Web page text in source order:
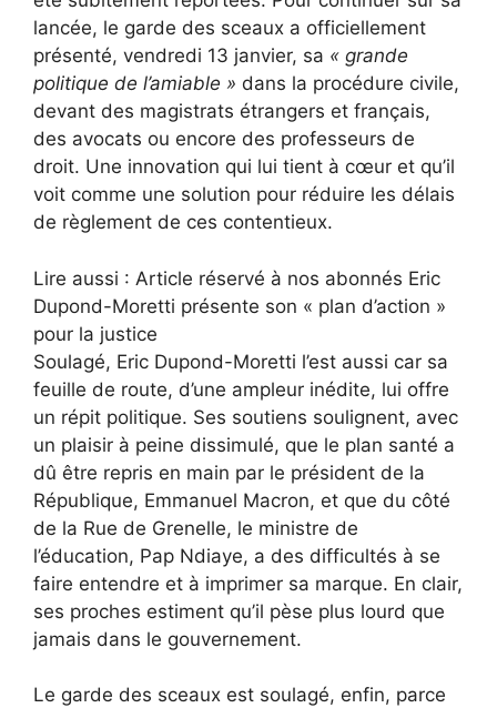
lancée, le garde des sceaux a officiellement
présenté, vendredi 13 janvier, sa « grande
politique de l’amiable » dans la procédure civile,
devant des magistrats étrangers et français,
des avocats ou encore des professeurs de
droit. Une innovation qui lui tient à cœur et qu’il
voit comme une solution pour réduire les délais
de règlement de ces contentieux.
Lire aussi : Article réservé à nos abonnés Eric
Dupond-Moretti présente son « plan d’action »
pour la justice
Soulagé, Eric Dupond-Moretti l’est aussi car sa
feuille de route, d’une ampleur inédite, lui offre
un répit politique. Ses soutiens soulignent, avec
un plaisir à peine dissimulé, que le plan santé a
dû être repris en main par le président de la
République, Emmanuel Macron, et que du côté
de la Rue de Grenelle, le ministre de
l’éducation, Pap Ndiaye, a des difficultés à se
faire entendre et à imprimer sa marque. En clair,
ses proches estiment qu’il pèse plus lourd que
jamais dans le gouvernement.
Le garde des sceaux est soulagé, enfin, parce